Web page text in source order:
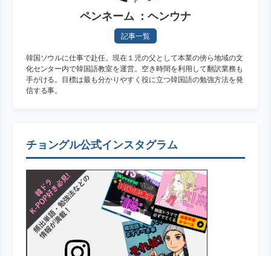
ペンネーム ：ヘンウナ
記事一覧
韓国ソウルに仕事で赴任。現在１児の父として本業の傍ら地域の文
化センター内で韓国語教室を運営。空き時間を利用して翻訳業務も
手がける。目標は最も分かりやすく役に立つ韓国語の勉強方法を発
信する事。
チョングル公式インスタグラム